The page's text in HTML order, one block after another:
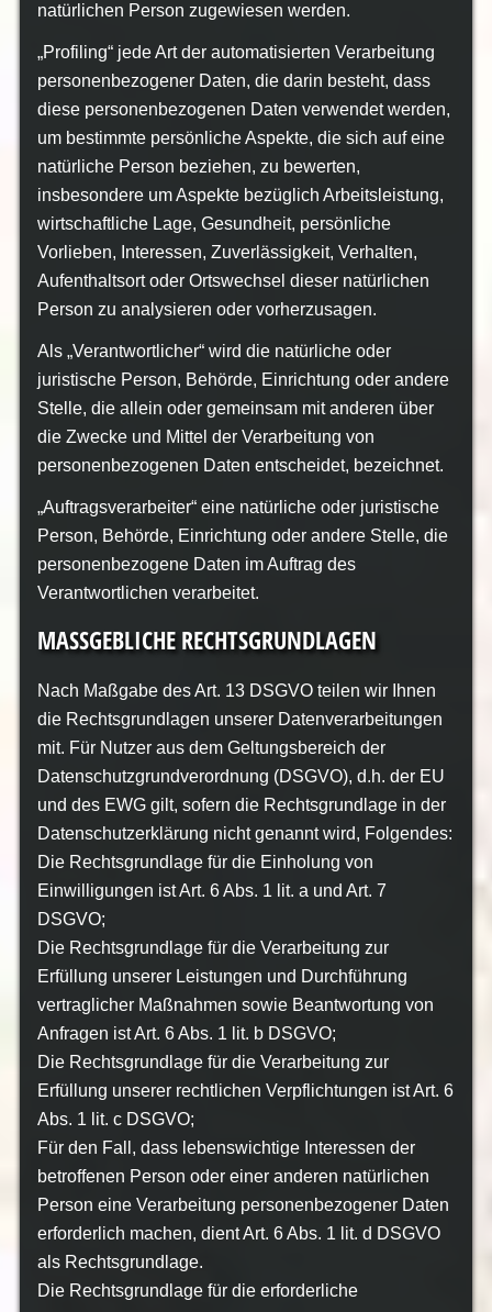
natürlichen Person zugewiesen werden.
„Profiling“ jede Art der automatisierten Verarbeitung
personenbezogener Daten, die darin besteht, dass
diese personenbezogenen Daten verwendet werden,
um bestimmte persönliche Aspekte, die sich auf eine
natürliche Person beziehen, zu bewerten,
insbesondere um Aspekte bezüglich Arbeitsleistung,
wirtschaftliche Lage, Gesundheit, persönliche
Vorlieben, Interessen, Zuverlässigkeit, Verhalten,
Aufenthaltsort oder Ortswechsel dieser natürlichen
Person zu analysieren oder vorherzusagen.
Als „Verantwortlicher“ wird die natürliche oder
juristische Person, Behörde, Einrichtung oder andere
Stelle, die allein oder gemeinsam mit anderen über
die Zwecke und Mittel der Verarbeitung von
personenbezogenen Daten entscheidet, bezeichnet.
„Auftragsverarbeiter“ eine natürliche oder juristische
Person, Behörde, Einrichtung oder andere Stelle, die
personenbezogene Daten im Auftrag des
Verantwortlichen verarbeitet.
MASSGEBLICHE RECHTSGRUNDLAGEN
Nach Maßgabe des Art. 13 DSGVO teilen wir Ihnen
die Rechtsgrundlagen unserer Datenverarbeitungen
mit. Für Nutzer aus dem Geltungsbereich der
Datenschutzgrundverordnung (DSGVO), d.h. der EU
und des EWG gilt, sofern die Rechtsgrundlage in der
Datenschutzerklärung nicht genannt wird, Folgendes:
Die Rechtsgrundlage für die Einholung von
Einwilligungen ist Art. 6 Abs. 1 lit. a und Art. 7
DSGVO;
Die Rechtsgrundlage für die Verarbeitung zur
Erfüllung unserer Leistungen und Durchführung
vertraglicher Maßnahmen sowie Beantwortung von
Anfragen ist Art. 6 Abs. 1 lit. b DSGVO;
Die Rechtsgrundlage für die Verarbeitung zur
Erfüllung unserer rechtlichen Verpflichtungen ist Art. 6
Abs. 1 lit. c DSGVO;
Für den Fall, dass lebenswichtige Interessen der
betroffenen Person oder einer anderen natürlichen
Person eine Verarbeitung personenbezogener Daten
erforderlich machen, dient Art. 6 Abs. 1 lit. d DSGVO
als Rechtsgrundlage.
Die Rechtsgrundlage für die erforderliche